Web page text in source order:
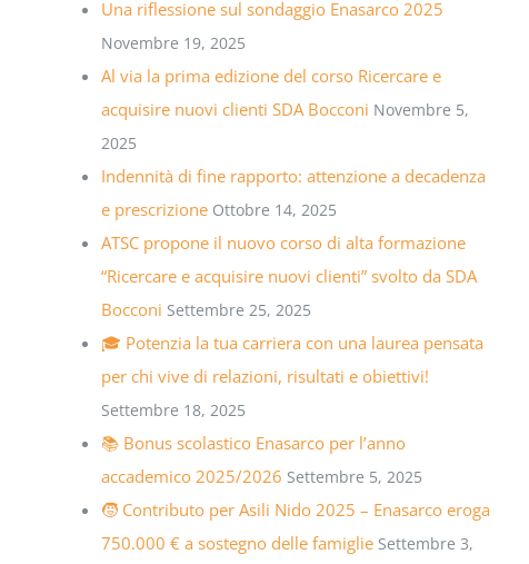
Una riflessione sul sondaggio Enasarco 2025
Novembre 19, 2025
Al via la prima edizione del corso Ricercare e
acquisire nuovi clienti SDA Bocconi Novembre 5,
2025
Indennità di fine rapporto: attenzione a decadenza
e prescrizione Ottobre 14, 2025
ATSC propone il nuovo corso di alta formazione
“Ricercare e acquisire nuovi clienti” svolto da SDA
Bocconi Settembre 25, 2025
🎓 Potenzia la tua carriera con una laurea pensata
per chi vive di relazioni, risultati e obiettivi!
Settembre 18, 2025
📚 Bonus scolastico Enasarco per l’anno
accademico 2025/2026 Settembre 5, 2025
🧒 Contributo per Asili Nido 2025 – Enasarco eroga
750.000 € a sostegno delle famiglie Settembre 3,